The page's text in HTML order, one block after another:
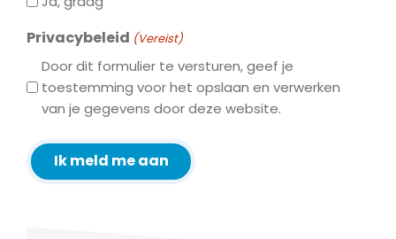
Privacybeleid (Vereist)
Door dit formulier te versturen, geef je
toestemming voor het opslaan en verwerken
van je gegevens door deze website.
Ik meld me aan